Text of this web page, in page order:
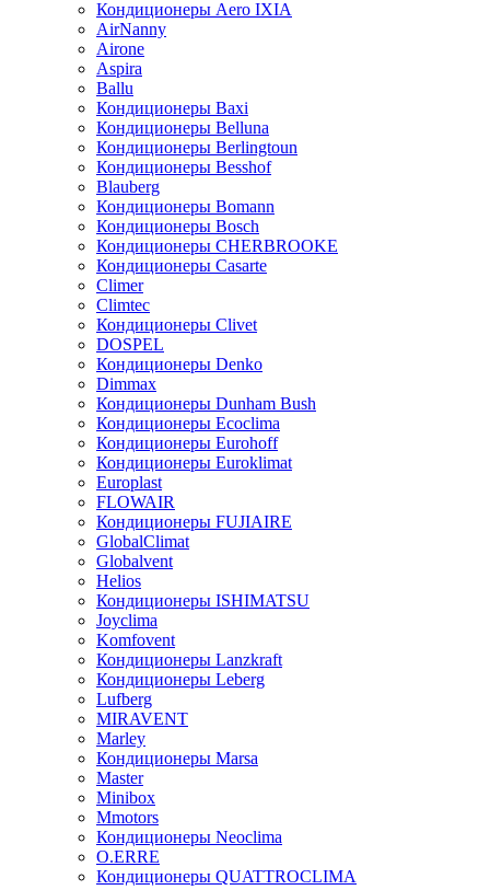
Кондиционеры Aero IXIA
AirNanny
Airone
Aspira
Ballu
Кондиционеры Baxi
Кондиционеры Belluna
Кондиционеры Berlingtoun
Кондиционеры Besshof
Blauberg
Кондиционеры Bomann
Кондиционеры Bosch
Кондиционеры CHERBROOKE
Кондиционеры Casarte
Climer
Climtec
Кондиционеры Clivet
DOSPEL
Кондиционеры Denko
Dimmax
Кондиционеры Dunham Bush
Кондиционеры Ecoclima
Кондиционеры Eurohoff
Кондиционеры Euroklimat
Europlast
FLOWAIR
Кондиционеры FUJIAIRE
GlobalClimat
Globalvent
Helios
Кондиционеры ISHIMATSU
Joyclima
Komfovent
Кондиционеры Lanzkraft
Кондиционеры Leberg
Lufberg
MIRAVENT
Marley
Кондиционеры Marsa
Master
Minibox
Mmotors
Кондиционеры Neoclima
O.ERRE
Кондиционеры QUATTROCLIMA